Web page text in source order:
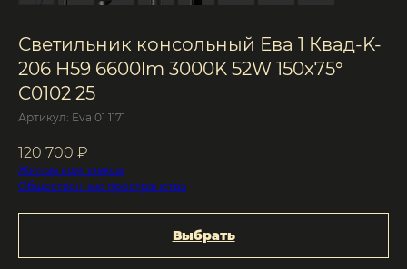
Светильник консольный Ева 1 Квад-K-
206 H59 6600lm 3000K 52W 150x75°
C0102 25
Артикул: Eva 01 1171
120 700 ₽
Жилые комплексы
Общественные пространства
Выбрать